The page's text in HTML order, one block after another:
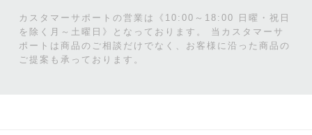
カスタマーサポートの営業は《10:00～18:00 日曜・祝日
を除く月～土曜日》となっております。
当カスタマーサ
ポートは商品のご相談だけでなく、お客様に沿った商品の
ご提案も承っております。